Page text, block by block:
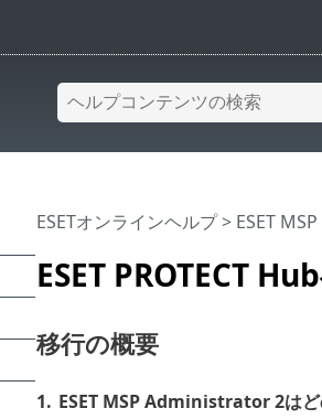
ESET PROTECT
ESETオンラインヘルプ> ESET
移行の概要
1. ESET MSP Administrator 2は